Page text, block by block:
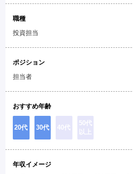
職種
投資担当
ポジション
担当者
おすすめ年齢
20代 30代 40代
50代
以上
年収イメージ